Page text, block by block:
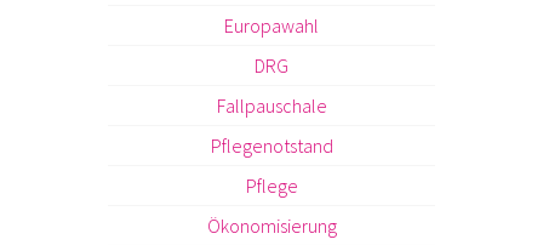
Europawahl
DRG
Fallpauschale
Pflegenotstand
Pflege
Ökonomisierung